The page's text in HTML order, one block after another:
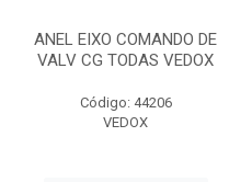
ANEL EIXO COMANDO DE
VALV CG TODAS VEDOX
Código: 44206
VEDOX